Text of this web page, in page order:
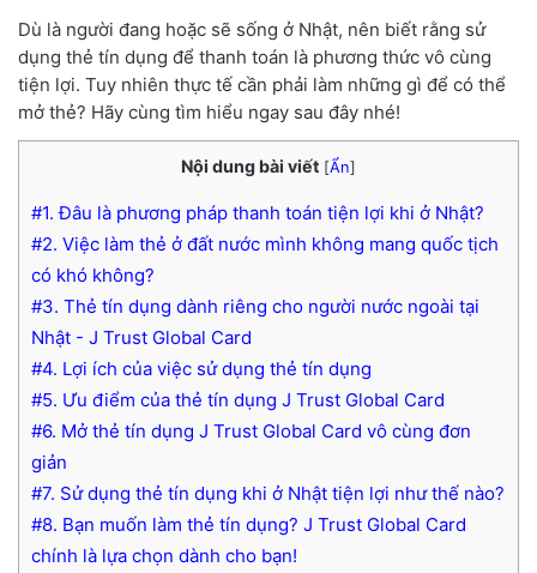
Dù là người đang hoặc sẽ sống ở Nhật, nên biết rằng sử
dụng thẻ tín dụng để thanh toán là phương thức vô cùng
tiện lợi. Tuy nhiên thực tế cần phải làm những gì để có thể
mở thẻ? Hãy cùng tìm hiểu ngay sau đây nhé!
Nội dung bài viết [Ẩn]
#1. Đâu là phương pháp thanh toán tiện lợi khi ở Nhật?
#2. Việc làm thẻ ở đất nước mình không mang quốc tịch
có khó không?
#3. Thẻ tín dụng dành riêng cho người nước ngoài tại
Nhật - J Trust Global Card
#4. Lợi ích của việc sử dụng thẻ tín dụng
#5. Ưu điểm của thẻ tín dụng J Trust Global Card
#6. Mở thẻ tín dụng J Trust Global Card vô cùng đơn
giản
#7. Sử dụng thẻ tín dụng khi ở Nhật tiện lợi như thế nào?
#8. Bạn muốn làm thẻ tín dụng? J Trust Global Card
chính là lựa chọn dành cho bạn!